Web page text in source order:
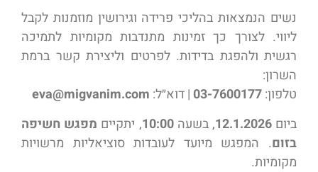
נשים הנמצאות בהליכי פרידה וגירושין מוזמנות לקבל
ליווי. לצורך כך זמינות מתנדבות מקומיות לתמיכה
רגשית ולהפגת בדידות. לפרטים וליצירת קשר ברמת
השרון:
טלפון:03-7600177 | דוא״ל: eva@migvanim.com
ביום12.1.2026, בשעה10:00, יתקיים מפגש חשיפה
בזום. המפגש מיועד לעובדות סוציאליות מרשויות
מקומיות.